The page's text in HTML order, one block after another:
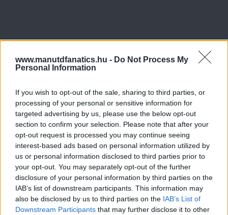
www.manutdfanatics.hu - Do Not Process My
Personal Information
If you wish to opt-out of the sale, sharing to third parties, or
processing of your personal or sensitive information for
targeted advertising by us, please use the below opt-out
section to confirm your selection. Please note that after your
opt-out request is processed you may continue seeing
interest-based ads based on personal information utilized by
us or personal information disclosed to third parties prior to
your opt-out. You may separately opt-out of the further
disclosure of your personal information by third parties on the
IAB’s list of downstream participants. This information may
also be disclosed by us to third parties on the IAB’s List of
Downstream Participants that may further disclose it to other